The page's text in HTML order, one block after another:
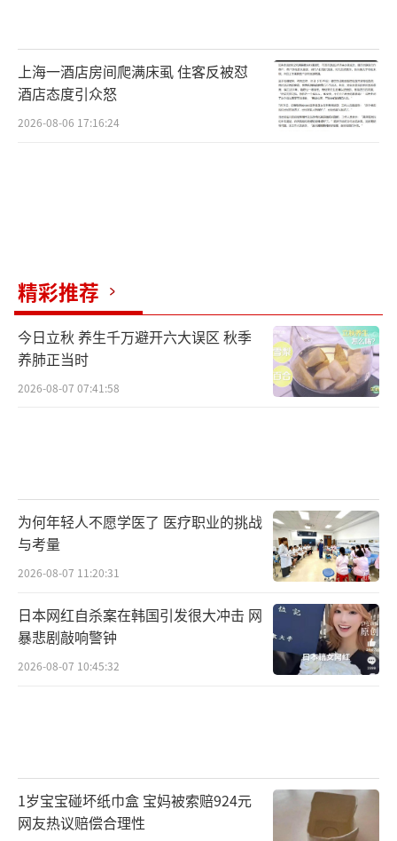
上海一酒店房间爬满床虱 住客反被怼
酒店态度引众怒
2026-08-06 17:16:24
精彩推荐
今日立秋 养生千万避开六大误区 秋季
养肺正当时
2026-08-07 07:41:58
为何年轻人不愿学医了 医疗职业的挑战
与考量
2026-08-07 11:20:31
日本网红自杀案在韩国引发很大冲击 网
暴悲剧敲响警钟
2026-08-07 10:45:32
1岁宝宝碰坏纸巾盒 宝妈被索赔924元
网友热议赔偿合理性